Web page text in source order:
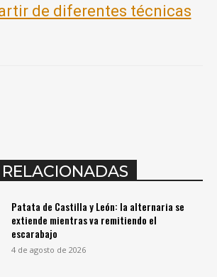
de diferentes técnicas
Patata de Castilla y León: la alternaria se
extiende mientras va remitiendo el
escarabajo
4 de agosto de 2026